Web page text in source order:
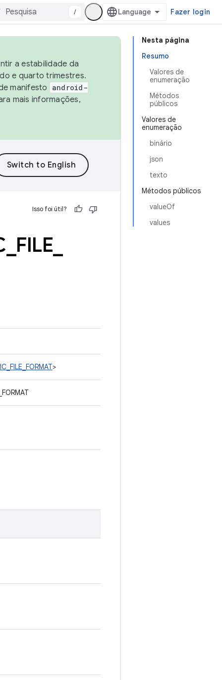
/ Fazer login
Nesta página
Resumo
Valores de
enumeração
Métodos
públicos
Valores de
enumeração
binário
json
texto
Métodos públicos
valueOf
values
a estabilidade da
e quarto trimestres.
manifesto
android-
mais informações,
Isso foi útil?
FILE
>